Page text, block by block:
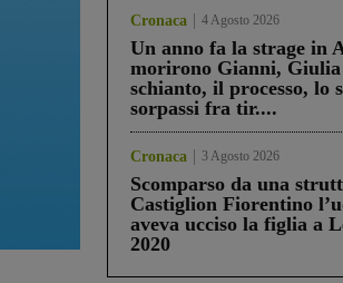
Cronaca 4 Agosto 2026
Un anno fa la strage in
morirono Gianni,
schianto, il processo, lo
sorpassi fra tir....
Cronaca 3 Agosto 2026
Scomparso da una
Castiglion Fiorentino
aveva ucciso la figlia a
2020